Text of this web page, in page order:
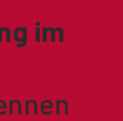
im